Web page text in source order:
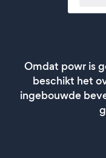
Omdat powr is
beschikt het
ingebouwde